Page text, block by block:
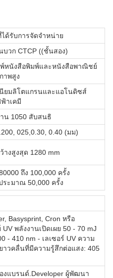
ด้รับการจัดจําหน่าย
บวก CTCP ((ชั้นสอง)
หนังสือพิมพ์และหนังสือพาณิชย์
พสูง
ยมลิโตแกรนและแอโนดิซส์
าเคมี
น 1050 สับสนธิ
025,0.30, 0.40 (มม)
างสูงสุด 1280 mm
ถึง 100,000 ครั้ง
ระมาณ 50,000 ครั้ง
Basysprint, Cron หรือ
พลังงานเปิดเผย 50 - 70 mJ
- 410 nm - เลเซอร์ UV ความ
าวคลื่นที่มีความรู้สึกต่อแสง: 405
แบรนด์.Developer ผู้พัฒนา